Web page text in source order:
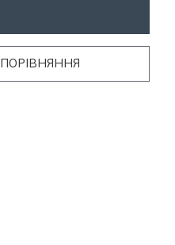
ПОРІВНЯННЯ